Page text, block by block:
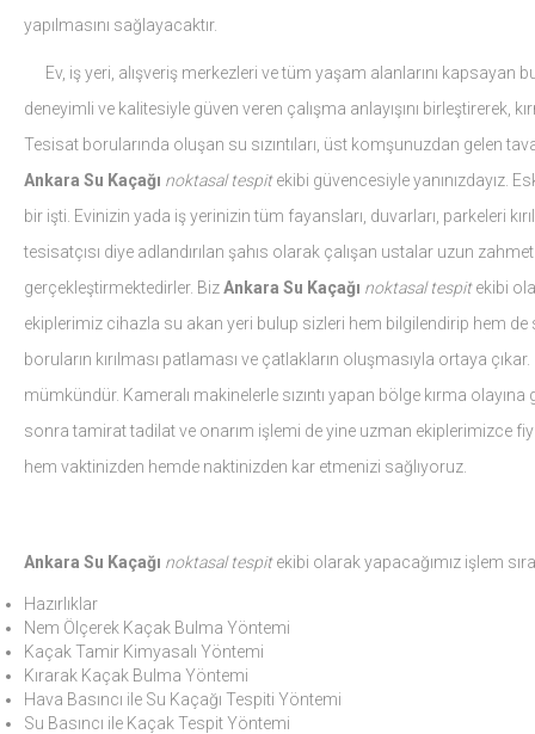
yapılmasını sağlayacaktır.
Ev, iş yeri, alışveriş merkezleri ve tüm yaşam alanlarını kapsayan
deneyimli ve kalitesiyle güven veren çalışma anlayışını
Tesisat borularında oluşan su sızıntıları, üst komşunuzdan gelen
Ankara Su Kaçağı noktasal tespitekibi güvencesiyle yanınızdayız.
bir işti. Evinizin yada iş yerinizin tüm fayansları, duvarları, parkeleri
tesisatçısı diye adlandırılan şahıs olarak çalışan ustalar uzun
gerçekleştirmektedirler. BizAnkara Su Kaçağı noktasal tespitekibi
ekiplerimiz cihazla su akan yeri bulup sizleri hem bilgilendirip hem
boruların kırılması patlaması ve çatlakların oluşmasıyla ortaya
mümkündür. Kameralı makinelerle sızıntı yapan bölge kırma
sonra tamirat tadilat ve onarım işlemi de yine uzman ekiplerimizce
hem vaktinizden hemde naktinizden kar etmenizi sağlıyoruz.
Ankara Su Kaçağı noktasal tespitekibi olarak yapacağımız işlem
Hazırlıklar
Nem Ölçerek Kaçak Bulma Yöntemi
Kaçak Tamir Kimyasalı Yöntemi
Kırarak Kaçak Bulma Yöntemi
Hava Basıncı ile Su Kaçağı Tespiti Yöntemi
Su Basıncı ile Kaçak Tespit Yöntemi